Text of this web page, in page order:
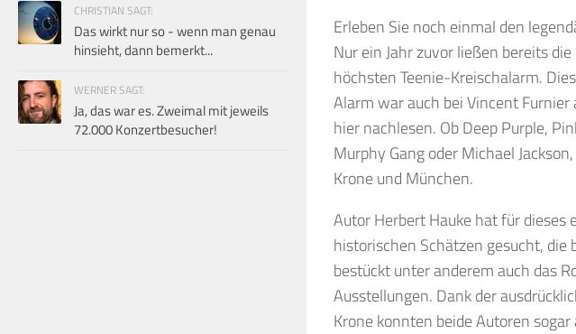
Erleben Sie noch einmal den
Nur ein Jahr zuvor ließen bereits
höchsten Teenie-Kreischalarm.
Alarm war auch bei Vincent Furnier
hier nachlesen. Ob Deep Purple,
Murphy Gang oder Michael
Krone und München.
Autor Herbert Hauke hat für
historischen Schätzen gesucht,
bestückt unter anderem auch das
Ausstellungen. Dank der
Krone konnten beide Autoren
CHRISTIAN SAGT:
Das wirkt nur so - wenn man genau
hinsieht, dann bemerkt...
WERNER SAGT:
Ja, das war es. Zweimal mit jeweils
72.000 Konzertbesucher!